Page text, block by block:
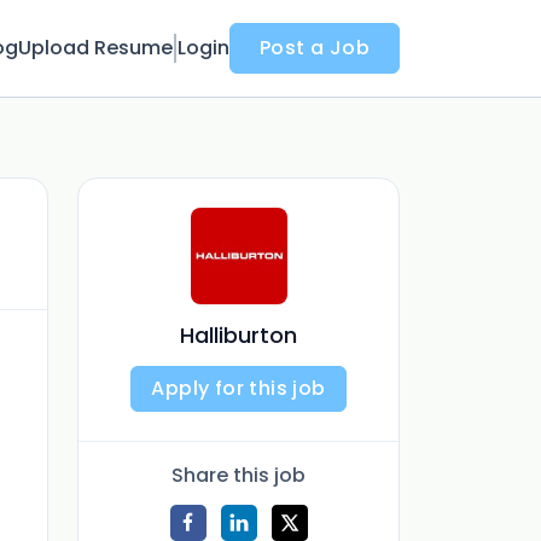
Upload Resume Login Post a Job
Halliburton
Apply for this job
Share this job